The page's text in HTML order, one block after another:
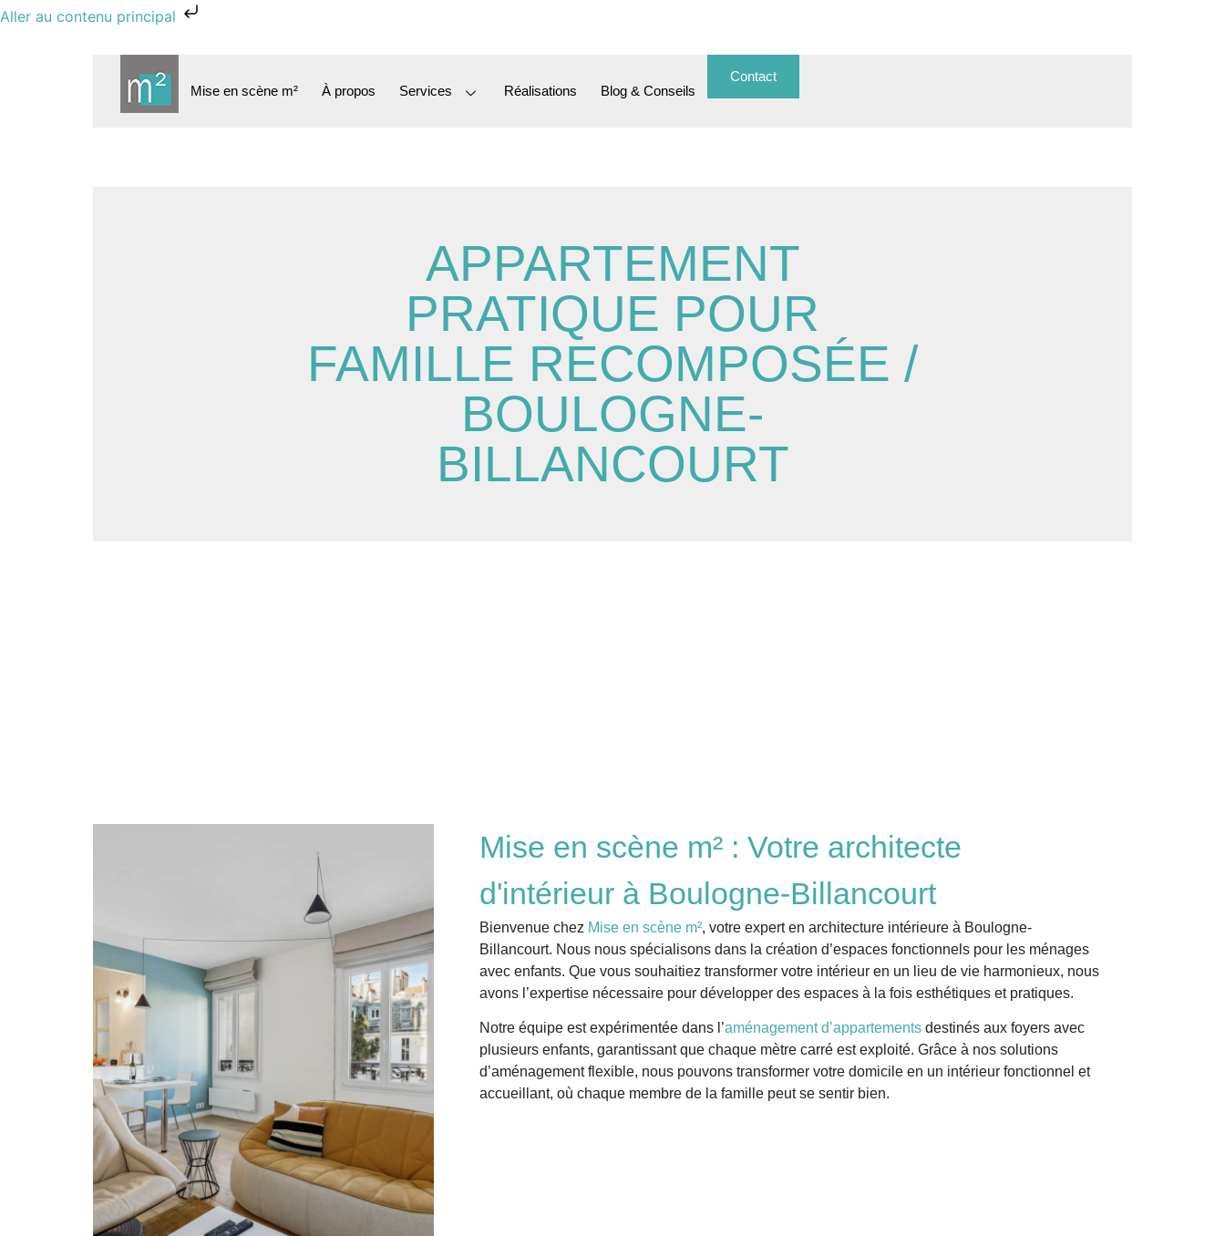
Aller au contenu principal
Mise en scène m² À propos Services Réalisations Blog & Conseils
Contact
APPARTEMENT
PRATIQUE POUR
FAMILLE RECOMPOSÉE /
BOULOGNE-
BILLANCOURT
Mise en scène m² : Votre architecte
d'intérieur à Boulogne-Billancourt
Bienvenue chez Mise en scène m², votre expert en architecture intérieure à Boulogne-
Billancourt. Nous nous spécialisons dans la création d’espaces fonctionnels pour les ménages
avec enfants. Que vous souhaitiez transformer votre intérieur en un lieu de vie harmonieux, nous
avons l’expertise nécessaire pourdévelopper des espaces à la fois esthétiques et pratiques.
Notre équipe est expérimentée dans l’aménagement d’appartements destinés aux foyers avec
plusieurs enfants, garantissant que chaque mètre carré est exploité. Grâce à nos solutions
d’aménagement flexible, nous pouvons transformer votre domicile en un intérieur fonctionnel et
accueillant, où chaque membre de la famille peut se sentir bien.